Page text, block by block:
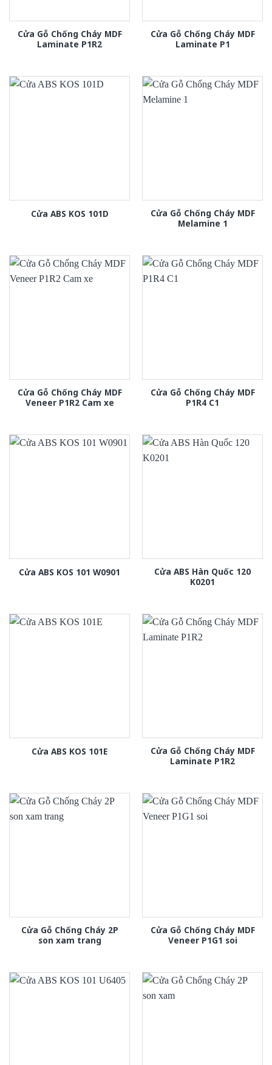
Cửa Gỗ Chống Cháy MDF
Laminate P1R2
Cửa Gỗ Chống Cháy MDF
Laminate P1
Cửa ABS KOS 101D
Cửa Gỗ Chống Cháy MDF
Melamine 1
Cửa Gỗ Chống Cháy MDF
Veneer P1R2 Cam xe
Cửa Gỗ Chống Cháy MDF
P1R4 C1
Cửa ABS KOS 101 W0901
Cửa ABS Hàn Quốc 120
K0201
Cửa ABS KOS 101E
Cửa Gỗ Chống Cháy MDF
Laminate P1R2
Cửa Gỗ Chống Cháy 2P
son xam trang
Cửa Gỗ Chống Cháy MDF
Veneer P1G1 soi